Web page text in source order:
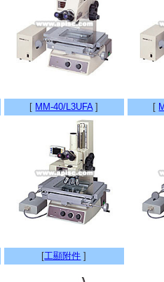
[ MM-40/L3UFA] [
[工顯附件 ]